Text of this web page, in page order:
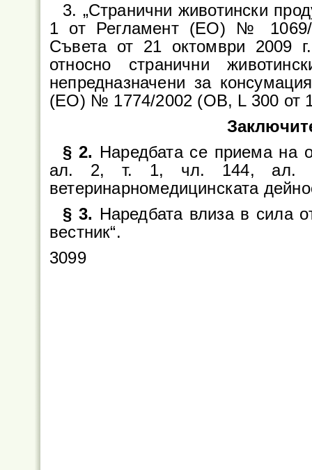
3. „Странични животински
1 от Регламент (ЕО) № 1069/
Съвета от 21 октомври 2009
относно странични
непредназначени за
(ЕО) № 1774/2002 (OB, L 300 от
§ 2. Наредбата се приема на
ал. 2, т. 1, чл. 144, ал.
ветеринарномедицинската
§ 3. Наредбата влиза в сила
вестник“.
3099